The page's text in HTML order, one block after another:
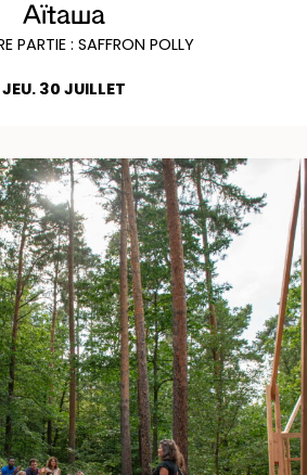
Aïtawa
PARTIE : SAFFRON POLLY
JEU. 30 JUILLET